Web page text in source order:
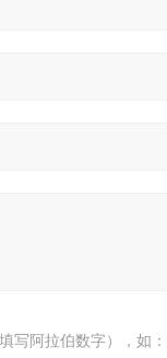
写阿拉伯数字），如